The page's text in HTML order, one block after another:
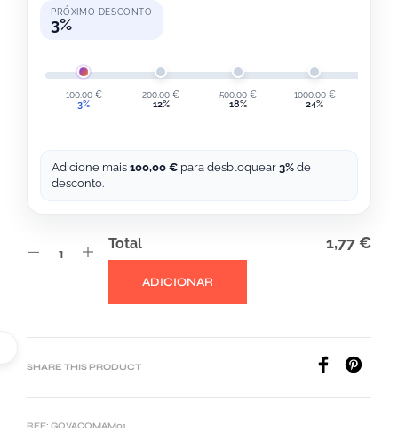
PRÓXIMO DESCONTO
3%
100,00 €
3%
200,00 €
12%
500,00 €
18%
1000,00 €
24%
Adicione mais 100,00 € para desbloquear 3% de
desconto.
Total 1,77 €
ADICIONAR
SHARE THIS PRODUCT
REF: GOVACOMAM01